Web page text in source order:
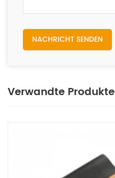
NACHRICHT SENDEN
Verwandte Produkte